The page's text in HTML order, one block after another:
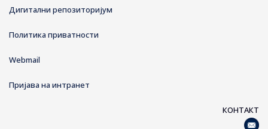
Дигитални репозиторијум
Политика приватности
Webmail
Пријава на интранет
КОНТАКТ